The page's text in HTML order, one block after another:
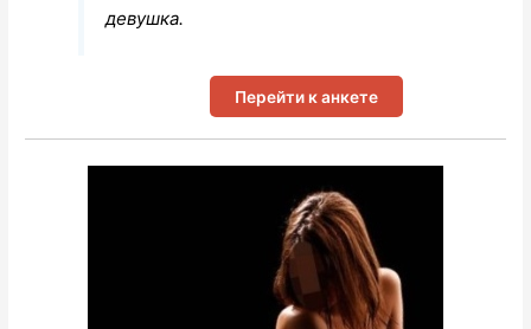
девушка.
Перейти к анкете